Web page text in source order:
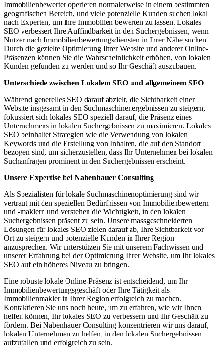
Immobilienbewerter operieren normalerweise in einem bestimmten
geografischen Bereich, und viele potenzielle Kunden suchen lokal
nach Experten, um ihre Immobilien bewerten zu lassen. Lokales
SEO verbessert Ihre Auffindbarkeit in den Suchergebnissen, wenn
Nutzer nach Immobilienbewertungsdiensten in Ihrer Nähe suchen.
Durch die gezielte Optimierung Ihrer Website und anderer Online-
Präsenzen können Sie die Wahrscheinlichkeit erhöhen, von lokalen
Kunden gefunden zu werden und so Ihr Geschäft auszubauen.
Unterschiede zwischen Lokalem SEO und allgemeinem SEO
Während generelles SEO darauf abzielt, die Sichtbarkeit einer
Website insgesamt in den Suchmaschinenergebnissen zu steigern,
fokussiert sich lokales SEO speziell darauf, die Präsenz eines
Unternehmens in lokalen Suchergebnissen zu maximieren. Lokales
SEO beinhaltet Strategien wie die Verwendung von lokalen
Keywords und die Erstellung von Inhalten, die auf den Standort
bezogen sind, um sicherzustellen, dass Ihr Unternehmen bei lokalen
Suchanfragen prominent in den Suchergebnissen erscheint.
Unsere Expertise bei Nabenhauer Consulting
Als Spezialisten für lokale Suchmaschinenoptimierung sind wir
vertraut mit den speziellen Bedürfnissen von Immobilienbewertern
und -maklern und verstehen die Wichtigkeit, in den lokalen
Suchergebnissen präsent zu sein. Unsere massgeschneiderten
Lösungen für lokales SEO zielen darauf ab, Ihre Sichtbarkeit vor
Ort zu steigern und potenzielle Kunden in Ihrer Region
anzusprechen. Wir unterstützen Sie mit unserem Fachwissen und
unserer Erfahrung bei der Optimierung Ihrer Website, um Ihr lokales
SEO auf ein höheres Niveau zu bringen.
Eine robuste lokale Online-Präsenz ist entscheidend, um Ihr
Immobilienbewertungsgeschäft oder Ihre Tätigkeit als
Immobilienmakler in Ihrer Region erfolgreich zu machen.
Kontaktieren Sie uns noch heute, um zu erfahren, wie wir Ihnen
helfen können, Ihr lokales SEO zu verbessern und Ihr Geschäft zu
fördern. Bei Nabenhauer Consulting konzentrieren wir uns darauf,
lokalen Unternehmen zu helfen, in den lokalen Suchergebnissen
aufzufallen und erfolgreich zu sein.